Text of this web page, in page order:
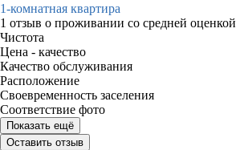
1-комнатная квартира
1 отзыв о проживании со средней оценкой
Чистота
Цена - качество
Качество обслуживания
Расположение
Своевременность заселения
Соответствие фото
Показать ещё
Оставить отзыв